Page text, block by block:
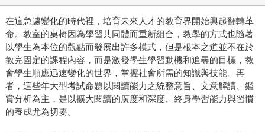
在這急遽變化的時代裡，培育未來人才的教育界開始興起翻轉革
命。教室的桌椅因為學習共同體而重新組合，教學的方式也隨著
以學生為本位的觀點而發展出許多模式，但是根本之道並不在於
教完固定的課程內容，而是激發學生學習動機和追尋的目標，教
會學生順應迅速變化的世界，掌握社會所需的知識與技能。再
者，這些年大型考試命題以閱讀能力之統整意旨、文意解讀、鑑
賞分析為主，是以擴大閱讀的廣度和深度、終身學習能力與習慣
的養成尤為切要。